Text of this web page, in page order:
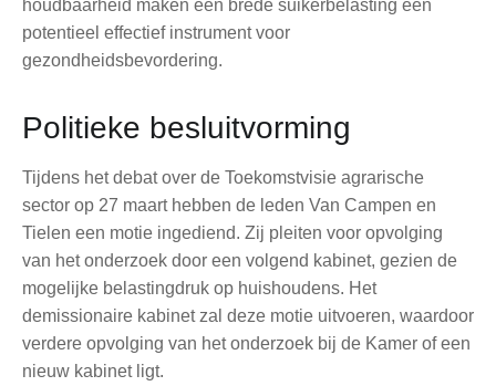
houdbaarheid maken een brede suikerbelasting een
potentieel effectief instrument voor
gezondheidsbevordering.
Politieke besluitvorming
Tijdens het debat over de Toekomstvisie agrarische
sector op 27 maart hebben de leden Van Campen en
Tielen een motie ingediend. Zij pleiten voor opvolging
van het onderzoek door een volgend kabinet, gezien de
mogelijke belastingdruk op huishoudens. Het
demissionaire kabinet zal deze motie uitvoeren, waardoor
verdere opvolging van het onderzoek bij de Kamer of een
nieuw kabinet ligt.